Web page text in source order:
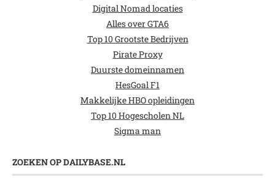
Digital Nomad locaties
Alles over GTA6
Top 10 Grootste Bedrijven
Pirate Proxy
Duurste domeinnamen
HesGoal F1
Makkelijke HBO opleidingen
Top 10 Hogescholen NL
Sigma man
ZOEKEN OP DAILYBASE.NL